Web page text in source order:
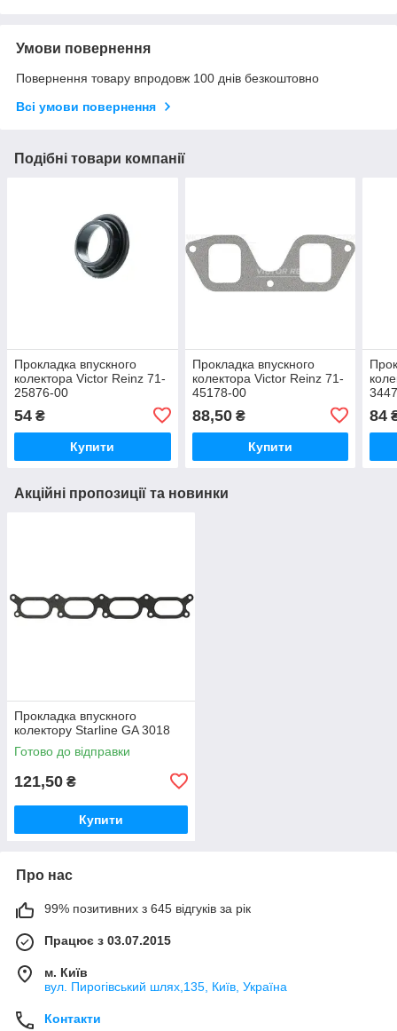
Умови повернення
Повернення товару впродовж 100 днів безкоштовно
Всі умови повернення
Подібні товари компанії
Прокладка впускного
колектора Victor Reinz 71-
25876-00
54 ₴
Купити
Прокладка впускного
колектора Victor Reinz 71-
45178-00
88,50₴
Купити
84
Акційні пропозиції та новинки
Прокладка впускного
колектору Starline GA 3018
Готово до відправки
121,50 ₴
Купити
Про нас
99% позитивних з 645 відгуків за рік
Працює з 03.07.2015
м. Київ
вул. Пирогівський шлях,135, Київ, Україна
Контакти